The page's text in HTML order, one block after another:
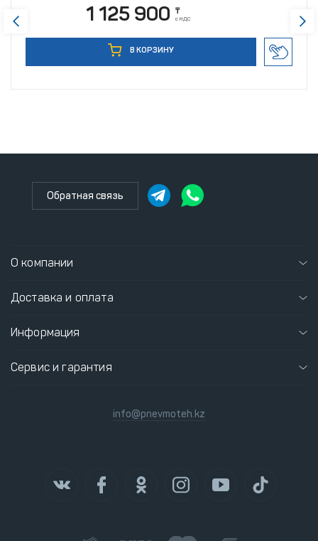
1 125 900 ₸
с НДС
В КОРЗИНУ
Обратная связь
О компании
Доставка и оплата
Информация
Сервис и гарантия
info@pnevmoteh.kz